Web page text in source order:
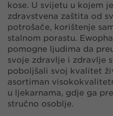
kose. U svijetu u kojem
zdravstvena zaštita od
potrošače, korištenje
stalnom porastu.
pomogne ljudima da
svoje zdravlje i zdravlje
poboljšali svoj kvalitet
asortiman
u ljekarnama, gdje ga
stručno osoblje.